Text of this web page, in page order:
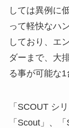
しては異例に
って軽快なハ
しており、エ
ダーまで、大
る事が可能な1
「SCOUT シ
「Scout」、